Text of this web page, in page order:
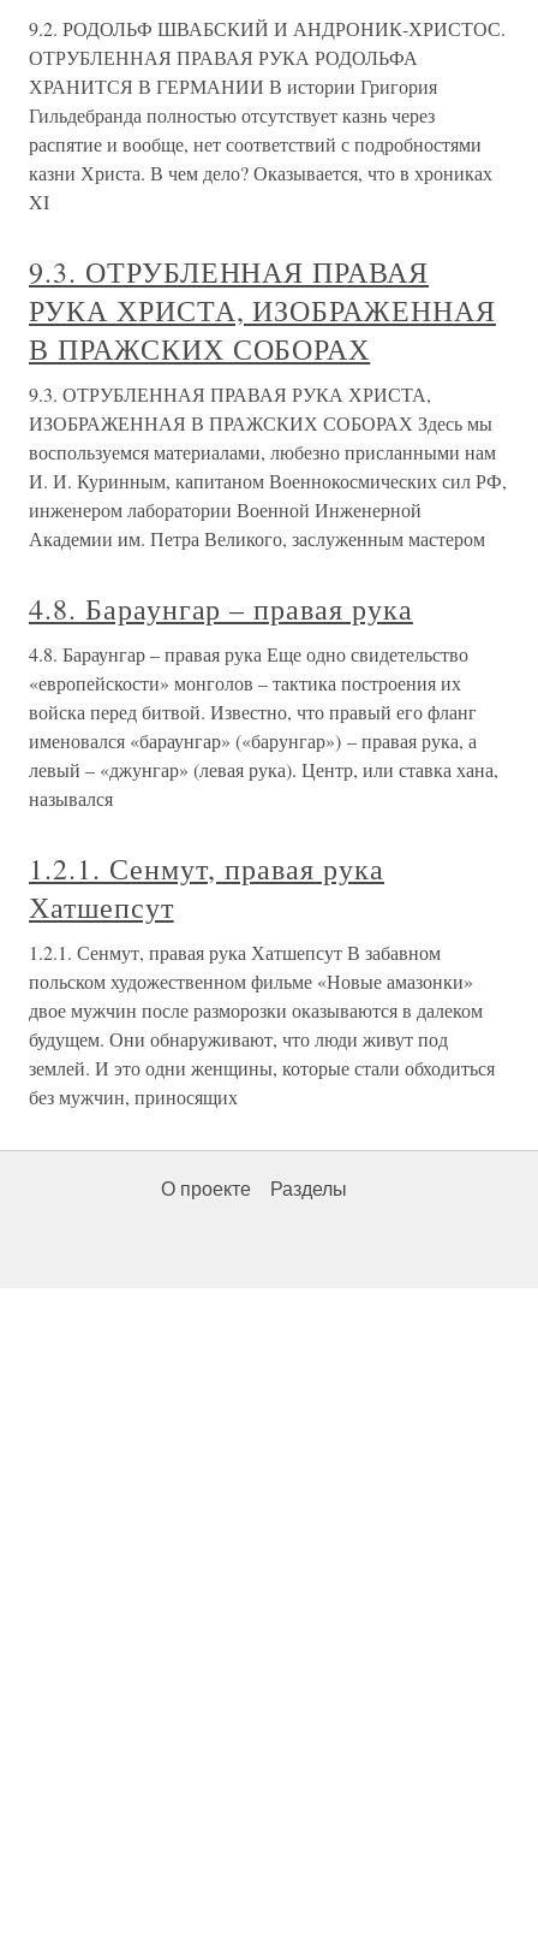
9.2. РОДОЛЬФ ШВАБСКИЙ И АНДРОНИК-ХРИСТОС.
ОТРУБЛЕННАЯ ПРАВАЯ РУКА РОДОЛЬФА
ХРАНИТСЯ В ГЕРМАНИИ В истории Григория
Гильдебранда полностью отсутствует казнь через
распятие и вообще, нет соответствий с подробностями
казни Христа. В чем дело? Оказывается, что в хрониках
XI
9.3. ОТРУБЛЕННАЯ ПРАВАЯ
РУКА ХРИСТА, ИЗОБРАЖЕННАЯ
В ПРАЖСКИХ СОБОРАХ
9.3. ОТРУБЛЕННАЯ ПРАВАЯ РУКА ХРИСТА,
ИЗОБРАЖЕННАЯ В ПРАЖСКИХ СОБОРАХ Здесь мы
воспользуемся материалами, любезно присланными нам
И. И. Куринным, капитаном Военнокосмических сил РФ,
инженером лаборатории Военной Инженерной
Академии им. Петра Великого, заслуженным мастером
4.8. Бараунгар – правая рука
4.8. Бараунгар – правая рука Еще одно свидетельство
«европейскости» монголов – тактика построения их
войска перед битвой. Известно, что правый его фланг
именовался «бараунгар» («барунгар») – правая рука, а
левый – «джунгар» (левая рука). Центр, или ставка хана,
назывался
1.2.1. Сенмут, правая рука
Хатшепсут
1.2.1. Сенмут, правая рука Хатшепсут В забавном
польском художественном фильме «Новые амазонки»
двое мужчин после разморозки оказываются в далеком
будущем. Они обнаруживают, что люди живут под
землей. И это одни женщины, которые стали обходиться
без мужчин, приносящих
О проекте Разделы